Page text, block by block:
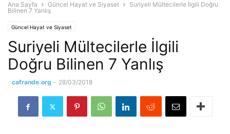
Ana Sayfa Güncel Hayat ve Siyaset
Suriyeli Mültecilerle İlgili Doğru
Bilinen 7 Yanlış
Güncel Hayat ve Siyaset
Suriyeli Mültecilerle İlgili
Doğru Bilinen 7 Yanlış
cafrande.org - 28/03/2018